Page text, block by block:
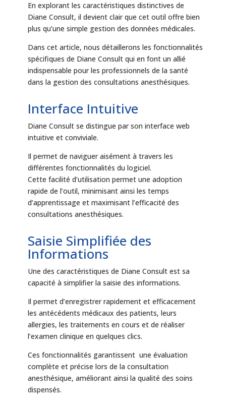
En explorant les caractéristiques distinctives de
Diane Consult, il devient clair que cet outil offre bien
plus qu’une simple gestion des données médicales.
Dans cet article, nous détaillerons les fonctionnalités
spécifiques de Diane Consult qui en font un allié
indispensable pour les professionnels de la santé
dans la gestion des consultations anesthésiques.
Interface Intuitive
Diane Consult se distingue par son interface web
intuitive et conviviale.
Il permet de naviguer aisément à travers les
différentes fonctionnalités du logiciel.
Cette facilité d’utilisation permet une adoption
rapide de l’outil, minimisant ainsi les temps
d’apprentissage et maximisant l’efficacité des
consultations anesthésiques.
Saisie Simplifiée des
Informations
Une des caractéristiques de Diane Consult est sa
capacité à simplifier la saisie des informations.
Il permet d’enregistrer rapidement et efficacement
les antécédents médicaux des patients, leurs
allergies, les traitements en cours et de réaliser
l’examen clinique en quelques clics.
Ces fonctionnalités garantissent une évaluation
complète et précise lors de la consultation
anesthésique, améliorant ainsi la qualité des soins
dispensés.